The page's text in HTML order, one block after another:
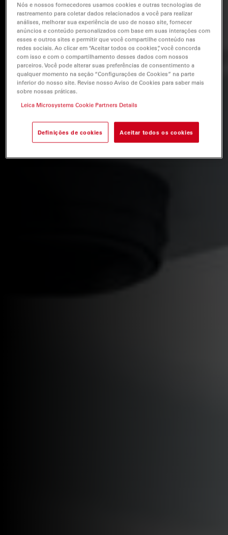
Nós e nossos fornecedores usamos cookies e outras tecnologias de
rastreamento para coletar dados relacionados a você para realizar
análises, melhorar sua experiência de uso de nosso site, fornecer
anúncios e conteúdo personalizados com base em suas interações com
esses e outros sites e permitir que você compartilhe conteúdo nas
redes sociais. Ao clicar em “Aceitar todos os cookies”, você concorda
com isso e com o compartilhamento desses dados com nossos
parceiros. Você pode alterar suas preferências de consentimento a
qualquer momento na seção “Configurações de Cookies” na parte
inferior do nosso site. Revise nosso Aviso de Cookies para saber mais
sobre nossas práticas.
Leica Microsystems Cookie Partners Details
Definições de cookies Aceitar todos os cookies